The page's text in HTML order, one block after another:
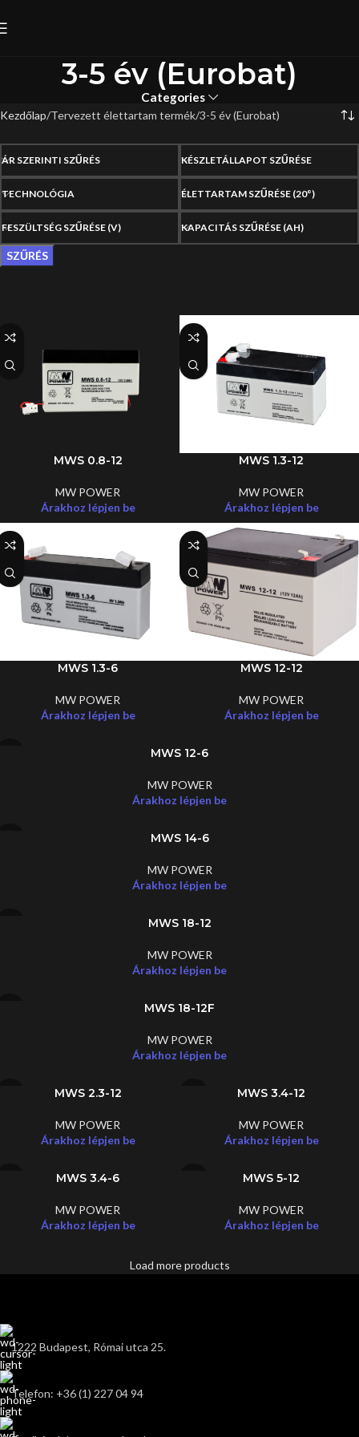
3-5 év (Eurobat)
Categories
Kezdőlap Tervezett élettartam termék 3-5 év (Eurobat)
ÁR SZERINTI SZŰRÉS KÉSZLETÁLLAPOT SZŰRÉSE
TECHNOLÓGIA ÉLETTARTAM SZŰRÉSE (20°)
FESZÜLTSÉG SZŰRÉSE (V) KAPACITÁS SZŰRÉSE (AH)
SZŰRÉS
MWS 0.8-12
MW POWER
Árakhoz lépjen be
MWS 1.3-12
MW POWER
Árakhoz lépjen be
MWS 1.3-6
MW POWER
Árakhoz lépjen be
MWS 12-12
MW POWER
Árakhoz lépjen be
MWS 12-6
MW POWER
Árakhoz lépjen be
MWS 14-6
MW POWER
Árakhoz lépjen be
MWS 18-12
MW POWER
Árakhoz lépjen be
MWS 18-12F
MW POWER
Árakhoz lépjen be
MWS 2.3-12
MW POWER
Árakhoz lépjen be
MWS 3.4-12
MW POWER
Árakhoz lépjen be
MWS 3.4-6
MW POWER
Árakhoz lépjen be
MWS 5-12
MW POWER
Árakhoz lépjen be
Load more products
1222 Budapest, Római utca 25.
Telefon: +36 (1) 227 04 94